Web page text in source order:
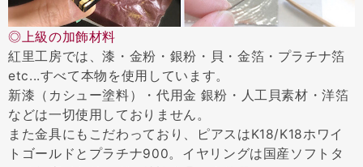
◎上級の加飾材料
紅里工房では、漆・金粉・銀粉・貝・金箔・プラチナ箔
etc...すべて本物を使用しています。
新漆（カシュー塗料）・代用金 銀粉・人工貝素材・洋箔
などは一切使用しておりません。
また金具にもこだわっており、ピアスはK18/K18ホワイ
トゴールドとプラチナ900。イヤリングは国産ソフトタ